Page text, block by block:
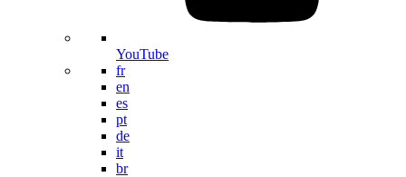
YouTube
fr
en
es
pt
de
it
br